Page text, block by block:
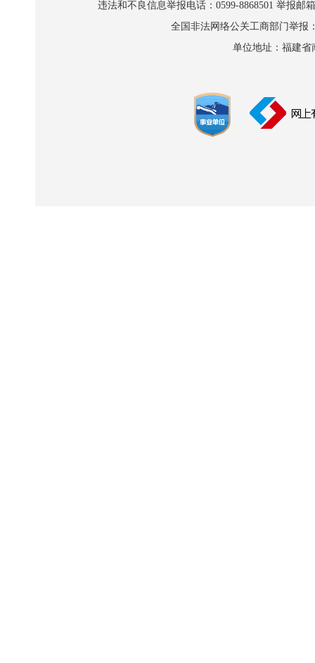
违法和不良信息举报电话：0599-8868501 举报邮
全国非法网络公关工商部门举报
单位地址：福建省